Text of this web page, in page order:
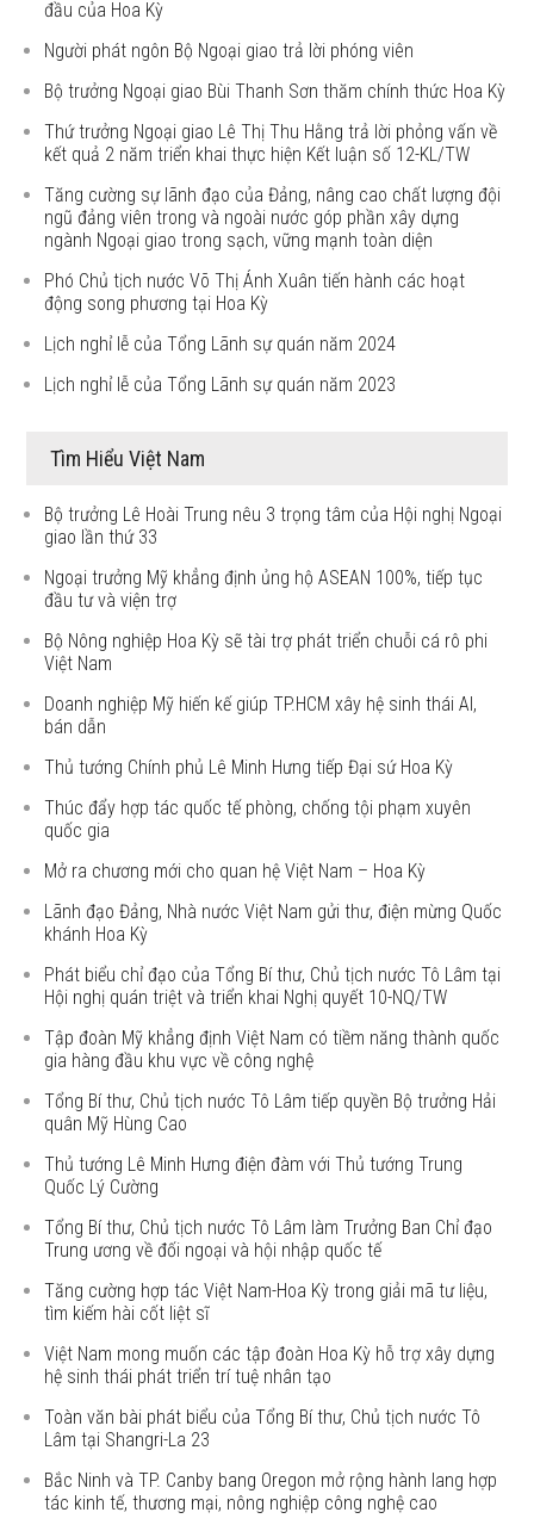
đầu của Hoa Kỳ
Người phát ngôn Bộ Ngoại giao trả lời phóng viên
Bộ trưởng Ngoại giao Bùi Thanh Sơn thăm chính thức Hoa Kỳ
Thứ trưởng Ngoại giao Lê Thị Thu Hằng trả lời phỏng vấn về
kết quả 2 năm triển khai thực hiện Kết luận số 12-KL/TW
Tăng cường sự lãnh đạo của Đảng, nâng cao chất lượng đội
ngũ đảng viên trong và ngoài nước góp phần xây dựng
ngành Ngoại giao trong sạch, vững mạnh toàn diện
Phó Chủ tịch nước Võ Thị Ánh Xuân tiến hành các hoạt
động song phương tại Hoa Kỳ
Lịch nghỉ lễ của Tổng Lãnh sự quán năm 2024
Lịch nghỉ lễ của Tổng Lãnh sự quán năm 2023
Tìm Hiểu Việt Nam
Bộ trưởng Lê Hoài Trung nêu 3 trọng tâm của Hội nghị Ngoại
giao lần thứ 33
Ngoại trưởng Mỹ khẳng định ủng hộ ASEAN 100%, tiếp tục
đầu tư và viện trợ
Bộ Nông nghiệp Hoa Kỳ sẽ tài trợ phát triển chuỗi cá rô phi
Việt Nam
Doanh nghiệp Mỹ hiến kế giúp TP.HCM xây hệ sinh thái AI,
bán dẫn
Thủ tướng Chính phủ Lê Minh Hưng tiếp Đại sứ Hoa Kỳ
Thúc đẩy hợp tác quốc tế phòng, chống tội phạm xuyên
quốc gia
Mở ra chương mới cho quan hệ Việt Nam – Hoa Kỳ
Lãnh đạo Đảng, Nhà nước Việt Nam gửi thư, điện mừng Quốc
khánh Hoa Kỳ
Phát biểu chỉ đạo của Tổng Bí thư, Chủ tịch nước Tô Lâm tại
Hội nghị quán triệt và triển khai Nghị quyết 10-NQ/TW
Tập đoàn Mỹ khẳng định Việt Nam có tiềm năng thành quốc
gia hàng đầu khu vực về công nghệ
Tổng Bí thư, Chủ tịch nước Tô Lâm tiếp quyền Bộ trưởng Hải
quân Mỹ Hùng Cao
Thủ tướng Lê Minh Hưng điện đàm với Thủ tướng Trung
Quốc Lý Cường
Tổng Bí thư, Chủ tịch nước Tô Lâm làm Trưởng Ban Chỉ đạo
Trung ương về đối ngoại và hội nhập quốc tế
Tăng cường hợp tác Việt Nam-Hoa Kỳ trong giải mã tư liệu,
tìm kiếm hài cốt liệt sĩ
Việt Nam mong muốn các tập đoàn Hoa Kỳ hỗ trợ xây dựng
hệ sinh thái phát triển trí tuệ nhân tạo
Toàn văn bài phát biểu của Tổng Bí thư, Chủ tịch nước Tô
Lâm tại Shangri-La 23
Bắc Ninh và TP. Canby bang Oregon mở rộng hành lang hợp
tác kinh tế, thương mại, nông nghiệp công nghệ cao